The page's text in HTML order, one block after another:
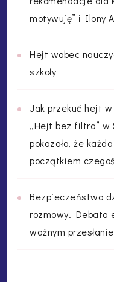
motywuję” i Ilony
Hejt wobec
szkoły
Jak przekuć hejt w
„Hejt bez filtra” w
pokazało, że
początkiem
Bezpieczeństwo
rozmowy. Debata
ważnym